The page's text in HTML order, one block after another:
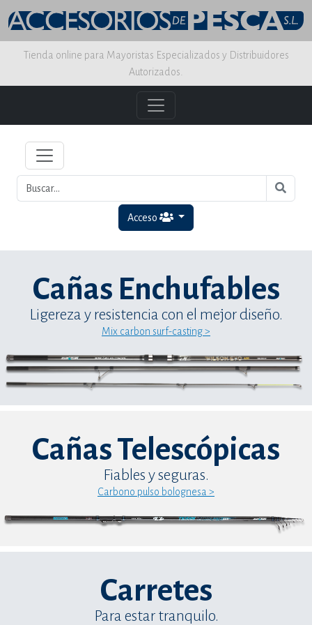
Tienda online para Mayoristas Especializados y Distribuidores
Autorizados.
Acceso
Cañas Enchufables
Ligereza y resistencia con el mejor diseño.
Mix carbon surf-casting >
Cañas Telescópicas
Fiables y seguras.
Carbono pulso bolognesa >
Carretes
Para estar tranquilo.